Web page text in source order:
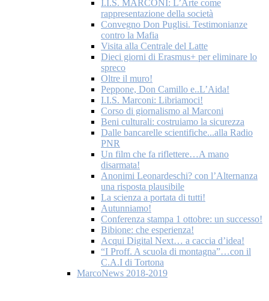
I.I.S. MARCONI: L’Arte come
rappresentazione della società
Convegno Don Puglisi. Testimonianze
contro la Mafia
Visita alla Centrale del Latte
Dieci giorni di Erasmus+ per eliminare lo
spreco
Oltre il muro!
Peppone, Don Camillo e..L’Aida!
I.I.S. Marconi: Libriamoci!
Corso di giornalismo al Marconi
Beni culturali: costruiamo la sicurezza
Dalle bancarelle scientifiche...alla Radio
PNR
Un film che fa riflettere…A mano
disarmata!
Anonimi Leonardeschi? con l’Alternanza
una risposta plausibile
La scienza a portata di tutti!
Autunniamo!
Conferenza stampa 1 ottobre: un successo!
Bibione: che esperienza!
Acqui Digital Next… a caccia d’idea!
“I Proff. A scuola di montagna”…con il
C.A.I di Tortona
MarcoNews 2018-2019